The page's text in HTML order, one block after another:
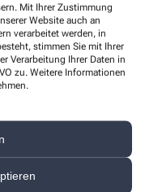
Mit Ihrer Zustimmung
Website auch an
verarbeitet werden, in
stimmen Sie mit Ihrer
Verarbeitung Ihrer Daten in
zu. Weitere Informationen